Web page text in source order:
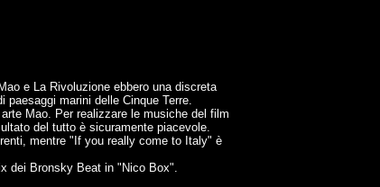
e La Rivoluzione ebbero una discreta
marini delle Cinque Terre.
Mao. Per realizzare le musiche del film
del tutto è sicuramente piacevole.
mentre "If you really come to Italy" è
dei Bronsky Beat in "Nico Box".